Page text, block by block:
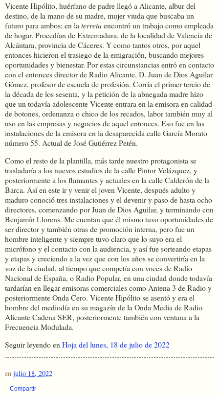
Vicente Hipólito, huérfano de padre llegó a Alicante, albur del
destino, de la mano de su madre, mujer viuda que buscaba un
futuro para ambos; en la terretaencontró un trabajo como empleada
de hogar. Procedían de Extremadura, de la localidad de Valencia de
Alcántara, provincia de Cáceres. Y como tantos otros, por aquel
entonces hicieron el trasiego de la emigración, buscando mejores
oportunidades y bienestar. Por estas circunstancias entró en contacto
con el entonces director de Radio Alicante, D. Juan de Dios Aguilar
Gómez, profesor de escuela de profesión. Corría el primer tercio de
la década de los sesenta, y la petición de la abnegada madre hizo
que un todavía adolescente Vicente entrara en la emisora en calidad
de botones, ordenanza o chico de los recados, labor también muy al
uso en las empresas y negocios de aquel entonces. Eso fue en las
instalaciones de la emisora en la desaparecida calle García Morato
número 55. Actual de José Gutiérrez Petén.
Como el resto de la plantilla, más tarde nuestro protagonista se
trasladaría a los nuevos estudios de la calle Pintor Velázquez, y
posteriormente a los flamantes y actuales en la calle Calderón de la
Barca. Así en este ir y venir el joven Vicente, después adulto y
maduro conoció tres instalaciones y el devenir y paso de hasta ocho
directores, comenzando por Juan de Dios Aguilar, y terminando con
Benjamín Llorens. Me cuentan que él mismo tuvo oportunidades de
ser director y también otras de promoción interna, pero fue un
hombre inteligente y siempre tuvo claro que lo suyo era el
micrófono y el contacto con la audiencia, y así fue sorteando etapas
y etapas y creciendo a la vez que con los años se convertiría en la
voz de la ciudad, al tiempo que competía con voces de Radio
Nacional de España, o Radio Popular, en una ciudad donde todavía
tardarían en llegar emisoras comerciales como Antena 3 de Radio y
posteriormente Onda Cero. Vicente Hipólito se asentó y era el
hombre del mediodía en su magazín de la Onda Media de Radio
Alicante Cadena SER, posteriormente también con ventana a la
Frecuencia Modulada.
Seguir leyendo en Hoja del lunes, 18 de julio de 2022
en julio 18, 2022
Compartir